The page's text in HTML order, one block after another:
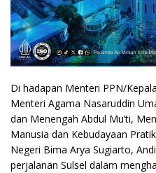
Di hadapan Menteri PPN/
Menteri Agama Nasaruddin
dan Menengah Abdul Mu’ti,
Manusia dan Kebudayaan
Negeri Bima Arya Sugiarto,
perjalanan Sulsel dalam